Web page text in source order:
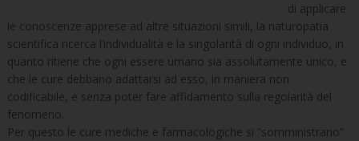
di applicare
le conoscenze apprese ad altre situazioni simili, la naturopatia
scientifica ricerca l’individualità e la singolarità di ogni individuo, in
quanto ritiene che ogni essere umano sia assolutamente unico, e
che le cure debbano adattarsi ad esso, in maniera non
codificabile, e senza poter fare affidamento sulla regolarità del
fenomeno.
Per questo le cure mediche e farmacologiche si “somministrano”